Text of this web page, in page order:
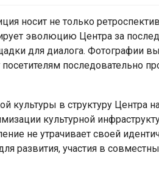
носит не только
эволюцию Центра за
для диалога. Фотографии
последовательно
культуры в структуру Центра
культурной
не утрачивает своей
развития, участия в